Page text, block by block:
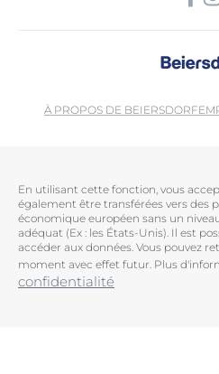
À PROPOS DE BEIERSDORF
En utilisant cette fonction, vous
également être transférées vers des
économique européen sans un
adéquat (Ex : les États-Unis). Il est
accéder aux données. Vous pouvez
moment avec effet futur. Plus
confidentialité